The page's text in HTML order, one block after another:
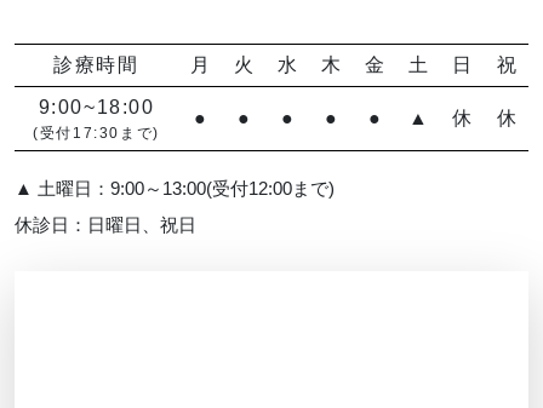
診療時間 月 火 水 木 金 土 日 祝
9:00~18:00
(受付17:30まで)
● ● ● ● ● ▲ 休 休
▲ 土曜日：9:00～13:00(受付12:00まで)
休診日：日曜日、祝日